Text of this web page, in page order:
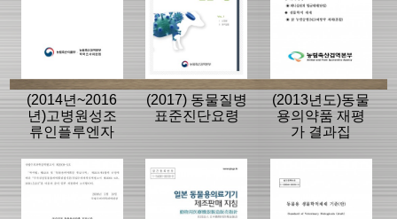
(2014년~2016
년)고병원성조
류인플루엔자
고서
(2017) 동물질병
표준진단요령
(2013년도)동물
용의약품 재평
가 결과집